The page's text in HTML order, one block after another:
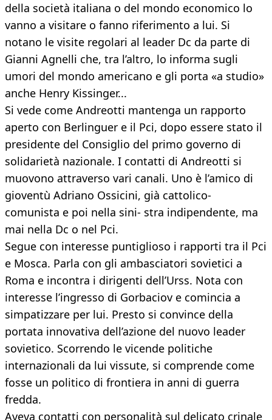
della società italiana o del mondo economico lo
vanno a visitare o fanno riferimento a lui. Si
notano le visite regolari al leader Dc da parte di
Gianni Agnelli che, tra l’altro, lo informa sugli
umori del mondo americano e gli porta «a studio»
anche Henry Kissinger...
Si vede come Andreotti mantenga un rapporto
aperto con Berlinguer e il Pci, dopo essere stato il
presidente del Consiglio del primo governo di
solidarietà nazionale. I contatti di Andreotti si
muovono attraverso vari canali. Uno è l’amico di
gioventù Adriano Ossicini, già cattolico-
comunista e poi nella sini- stra indipendente, ma
mai nella Dc o nel Pci.
Segue con interesse puntiglioso i rapporti tra il Pci
e Mosca. Parla con gli ambasciatori sovietici a
Roma e incontra i dirigenti dell’Urss. Nota con
interesse l’ingresso di Gorbaciov e comincia a
simpatizzare per lui. Presto si convince della
portata innovativa dell’azione del nuovo leader
sovietico. Scorrendo le vicende politiche
internazionali da lui vissute, si comprende come
fosse un politico di frontiera in anni di guerra
fredda.
Aveva contatti con personalità sul delicato crinale